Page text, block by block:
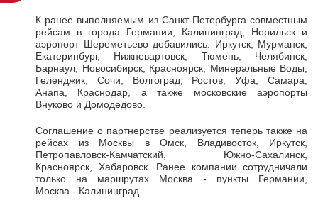
К ранее выполняемым из Санкт-Петербурга совместным
рейсам в города Германии, Калининград, Норильск и
аэропорт Шереметьево добавились: Иркутск, Мурманск,
Екатеринбург, Нижневартовск, Тюмень, Челябинск,
Барнаул, Новосибирск, Красноярск, Минеральные Воды,
Геленджик, Сочи, Волгоград, Ростов, Уфа, Самара,
Анапа, Краснодар, а также московские аэропорты
Внуково и Домодедово.
Соглашение о партнерстве реализуется теперь также на
рейсах из Москвы в Омск, Владивосток, Иркутск,
Петропавловск-Камчатский, Южно-Сахалинск,
Красноярск, Хабаровск. Ранее компании сотрудничали
только на маршрутах Москва - пункты Германии,
Москва - Калининград.